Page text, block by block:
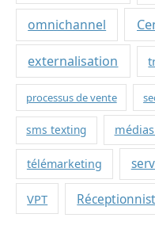
omnichannel
externalisation
processus de vente
sms texting
télémarketing
VPT